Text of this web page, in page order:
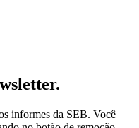
informes da SEB. Você